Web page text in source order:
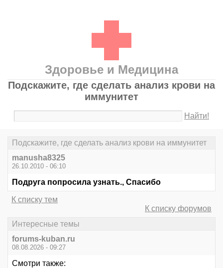
Здоровье и Медицина
Подскажите, где сделать анализ крови на
иммунитет
Найти!
Подскажите, где сделать анализ крови на иммунитет
manusha8325
26.10.2010 - 06:10
Подруга попросила узнать., Спасибо
К списку тем
К списку форумов
Интересные темы
forums-kuban.ru
08.08.2026 - 09:27
Смотри также: